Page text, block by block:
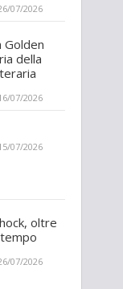
07/2026
Golden
della
07/2026
07/2026
oltre
07/2026